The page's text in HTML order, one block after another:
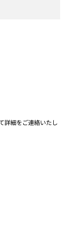
詳細をご連絡いたし